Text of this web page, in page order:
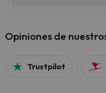
Opiniones de
Trustpilot